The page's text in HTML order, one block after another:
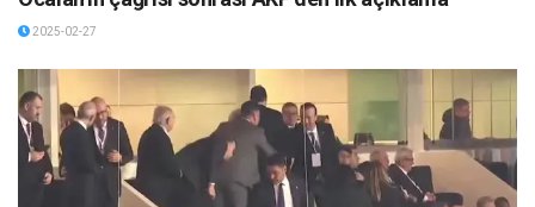
2025-02-27